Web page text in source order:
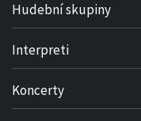
Hudební skupiny
Interpreti
Koncerty